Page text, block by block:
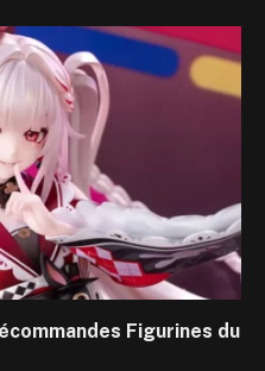
Figurines du